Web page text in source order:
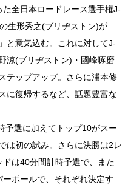
全日本ロードレース選手権J-
生形秀之(ブリヂストン)が
と意気込む。これに対してJ-
涼(ブリヂストン)・國峰啄磨
テップアップ。さらに浦本修
に復帰するなど、話題豊富な
選に加えてトップ10がスー
は初の試み。さらに決勝は2レ
は40分間計時予選で、また
ポールで、それぞれ決定す